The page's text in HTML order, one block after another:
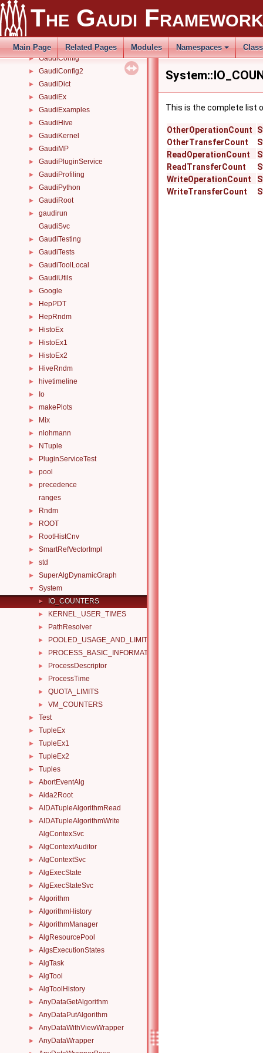
The Gaudi Framework
Main Page Related Pages Modules Namespaces
Gaudi
► GaudiCommon_details
► GaudiConfig
► GaudiConfig2
► GaudiDict
► GaudiEx
► GaudiExamples
► GaudiHive
► GaudiKernel
► GaudiMP
► GaudiPluginService
► GaudiProfiling
► GaudiPython
► GaudiRoot
►
gaudirun
GaudiSvc
► GaudiTesting
► GaudiTests
► GaudiToolLocal
► GaudiUtils
► Google
► HepPDT
► HepRndm
► HistoEx
► HistoEx1
► HistoEx2
► HiveRndm
► hivetimeline
► Io
► makePlots
► Mix
► nlohmann
► NTuple
► PluginServiceTest
► pool
►
precedence
ranges
► Rndm
► ROOT
► RootHistCnv
► SmartRefVectorImpl
► std
► SuperAlgDynamicGraph
▼ System
► IO_COUNTERS
► KERNEL_USER_TIMES
► PathResolver
► POOLED_USAGE_AND_LIMITS
► PROCESS_BASIC_INFORMATION
► ProcessDescriptor
► ProcessTime
► QUOTA_LIMITS
► VM_COUNTERS
► Test
► TupleEx
► TupleEx1
► TupleEx2
► Tuples
► AbortEventAlg
► Aida2Root
► AIDATupleAlgorithmRead
►
AIDATupleAlgorithmWrite
AlgContexSvc
► AlgContextAuditor
► AlgContextSvc
► AlgExecState
► AlgExecStateSvc
► Algorithm
► AlgorithmHistory
► AlgorithmManager
► AlgResourcePool
► AlgsExecutionStates
► AlgTask
► AlgTool
► AlgToolHistory
► AnyDataGetAlgorithm
► AnyDataPutAlgorithm
► AnyDataWithViewWrapper
► AnyDataWrapper
This is the complete list
OtherOperationCount
OtherTransferCount
ReadOperationCount
ReadTransferCount
WriteOperationCount
WriteTransferCount